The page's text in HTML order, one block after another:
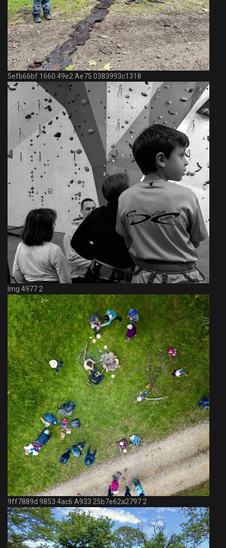
5efb66bf 1660 49e2 Ae75 0383993c1318
Img 4977 2
9ff7889d 9853 4ac6 A933 25b7e62a2797 2